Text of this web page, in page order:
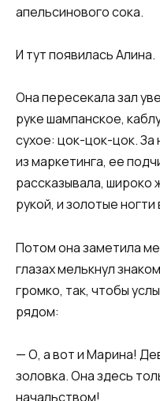
апельсинового сока.
И тут появилась Алина.
Она пересекала зал
руке шампанское,
сухое: цок-цок-цок. За
из маркетинга, ее
рассказывала, широко
рукой, и золотые
Потом она заметила
глазах мелькнул
громко, так, чтобы
рядом:
— О, а вот и Марина!
золовка. Она здесь
начальством!